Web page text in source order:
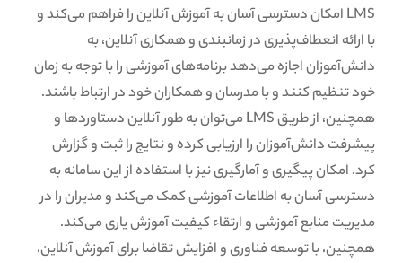
LMS امکان دسترسی آسان به آموزش آنلاین را فراهم می‌کند و
با ارائه انعطاف‌پذیری در زمانبندی و همکاری آنلاین، به
دانش‌آموزان اجازه می‌دهد برنامه‌های آموزشی را با توجه به زمان
خود تنظیم کنند و با مدرسان و همکاران خود در ارتباط باشند.
همچنین، از طریق LMS می‌توان به طور آنلاین دستاوردها و
پیشرفت دانش‌آموزان را ارزیابی کرده و نتایج را ثبت و گزارش
کرد. امکان پیگیری و آمارگیری نیز با استفاده از این سامانه به
دسترسی آسان به اطلاعات آموزشی کمک می‌کند و مدیران را در
مدیریت منابع آموزشی و ارتقاء کیفیت آموزش یاری می‌کند.
همچنین، با توسعه فناوری و افزایش تقاضا برای آموزش آنلاین،